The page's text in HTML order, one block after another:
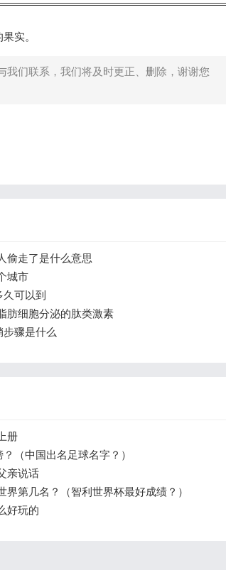
实。
们联系，我们将及时更正、删除，谢谢您
偷走了是什么意思
城市
可以到
肪细胞分泌的肽类激素
骤是什么
册
（中国出名足球名字？）
亲说话
界第几名？（智利世界杯最好成绩？）
好玩的